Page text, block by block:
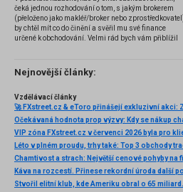
čeká jednou rozhodování o tom, s jakým brokerem
(přeloženo jako makléř/broker nebo
by chtěl mít co do činění a svěřil mu své finance
určené k obchodování. Velmi rád bych vám přiblížil
několik příkladů nejznámějších z nich.
Nejnovější články:
Vzdělávací články
Očekávaná hodnota prop výzvy: Kdy se nákup
VIP zóna FXstreet.cz v červenci 2026 byla pro
Káva na rozcestí. Přinese rekordní úroda další